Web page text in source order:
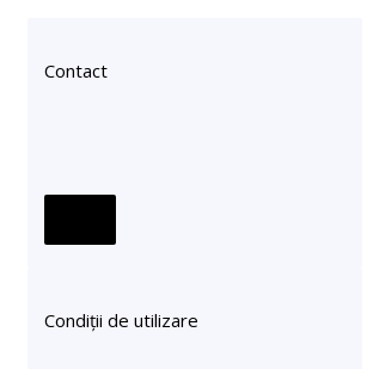
Contact
Condiții de utilizare